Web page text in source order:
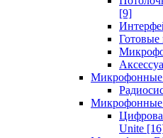
[9]
Готовые
Микрофонные
Микрофонные
Unite